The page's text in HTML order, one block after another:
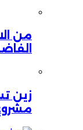
من
زين